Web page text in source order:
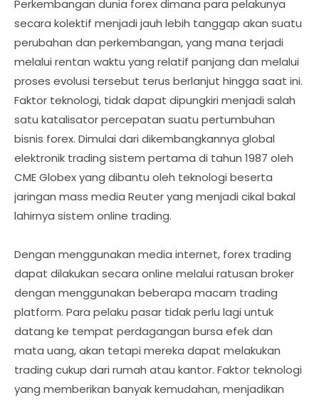
Perkembangan dunia forex dimana para pelakunya
secara kolektif menjadi jauh lebih tanggap akan suatu
perubahan dan perkembangan, yang mana terjadi
melalui rentan waktu yang relatif panjang dan melalui
proses evolusi tersebut terus berlanjut hingga saat ini.
Faktor teknologi, tidak dapat dipungkiri menjadi salah
satu katalisator percepatan suatu pertumbuhan
bisnis forex. Dimulai dari dikembangkannya global
elektronik trading sistem pertama di tahun 1987 oleh
CME Globex yang dibantu oleh teknologi beserta
jaringan mass media Reuter yang menjadi cikal bakal
lahirnya sistem online trading.
Dengan menggunakan media internet, forex trading
dapat dilakukan secara online melalui ratusan broker
dengan menggunakan beberapa macam trading
platform. Para pelaku pasar tidak perlu lagi untuk
datang ke tempat perdagangan bursa efek dan
mata uang, akan tetapi mereka dapat melakukan
trading cukup dari rumah atau kantor. Faktor teknologi
yang memberikan banyak kemudahan, menjadikan